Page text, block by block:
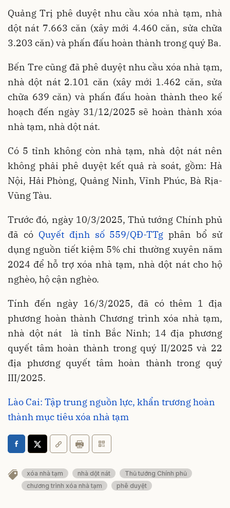
Quảng Trị phê duyệt nhu cầu xóa nhà tạm, nhà
dột nát 7.663 căn (xây mới 4.460 căn, sửa chữa
3.203 căn) và phấn đấu hoàn thành trong quý Ba.
Bến Tre cũng đã phê duyệt nhu cầu xóa nhà tạm,
nhà dột nát 2.101 căn (xây mới 1.462 căn, sửa
chữa 639 căn) và phấn đấu hoàn thành theo kế
hoạch đến ngày 31/12/2025 sẽ hoàn thành xóa
nhà tạm, nhà dột nát.
Có 5 tỉnh không còn nhà tạm, nhà dột nát nên
không phải phê duyệt kết quả rà soát, gồm: Hà
Nội, Hải Phòng, Quảng Ninh, Vĩnh Phúc, Bà Rịa-
Vũng Tàu.
Trước đó, ngày 10/3/2025, Thủ tướng Chính phủ
đã có Quyết định số 559/QĐ-TTg phân bổ sử
dụng nguồn tiết kiệm 5% chi thường xuyên năm
2024 để hỗ trợ xóa nhà tạm, nhà dột nát cho hộ
nghèo, hộ cận nghèo.
Tính đến ngày 16/3/2025, đã có thêm 1 địa
phương hoàn thành Chương trình xóa nhà tạm,
nhà dột nát là tỉnh Bắc Ninh; 14 địa phương
quyết tâm hoàn thành trong quý II/2025 và 22
địa phương quyết tâm hoàn thành trong quý
III/2025.
Lào Cai: Tập trung nguồn lực, khẩn trương hoàn
thành mục tiêu xóa nhà tạm
xóa nhà tạm nhà dột nát
Thủ tướng Chính phủ
chương trình xóa nhà tạm
phê duyệt